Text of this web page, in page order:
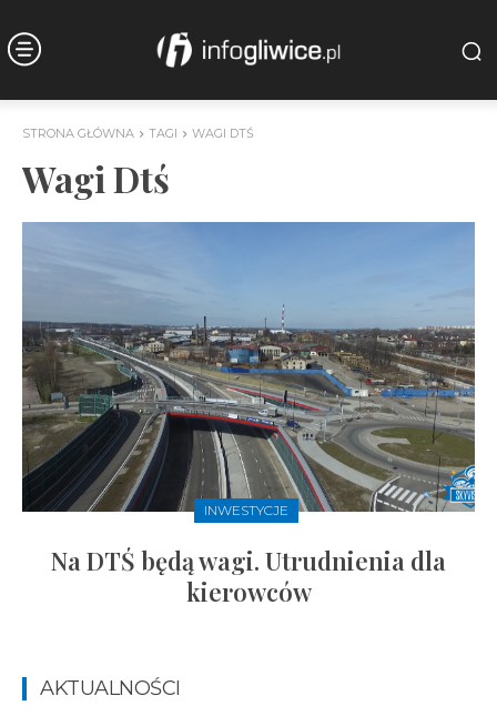
STRONA GŁÓWNA TAGI WAGI DTŚ
Wagi Dtś
INWESTYCJE
Na DTŚ będą wagi. Utrudnienia dla
kierowców
AKTUALNOŚCI